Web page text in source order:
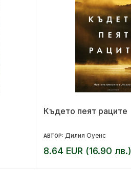
Където пеят раците
АВТОР: Дилия Оуенс
8.64 EUR (16.90 лв.)